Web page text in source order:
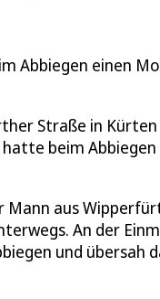
Abbiegen einen
Straße in
hatte beim
aus
An der
und